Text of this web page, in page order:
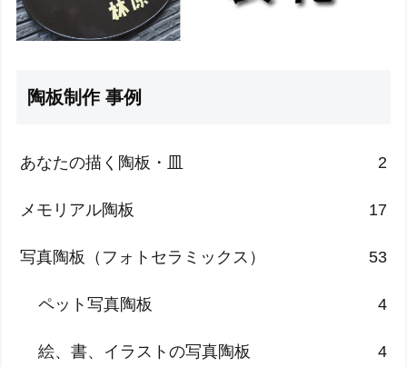
陶板制作 事例
あなたの描く陶板・皿 2
メモリアル陶板 17
写真陶板（フォトセラミックス） 53
ペット写真陶板 4
絵、書、イラストの写真陶板 4